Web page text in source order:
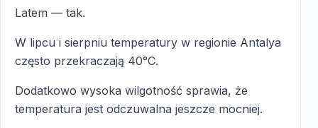
Latem — tak.
W lipcu i sierpniu temperatury w regionie Antalya
często przekraczają 40°C.
Dodatkowo wysoka wilgotność sprawia, że
temperatura jest odczuwalna jeszcze mocniej.